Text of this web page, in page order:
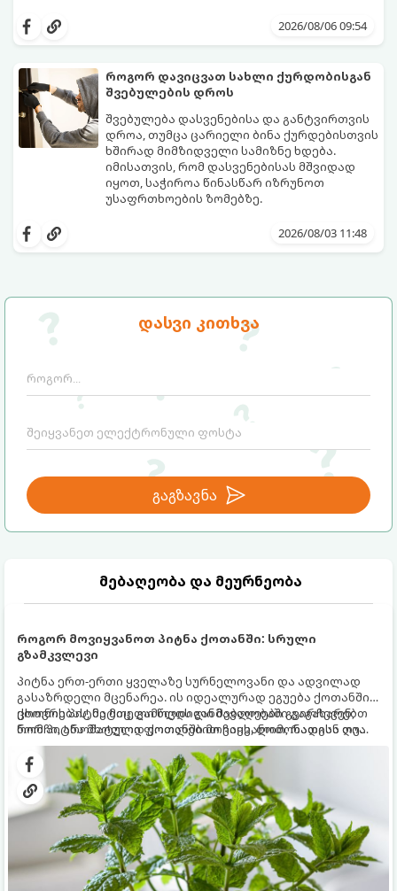
დასვი კითხვა
გაგზავნა
მებაღეობა და მეურნეობა
როგორ მოვიყვანოთ პიტნა ქოთანში: სრული
გზამკვლევი
პიტნა ერთ-ერთი ყველაზე სურნელოვანი და ადვილად
გასაზრდელი მცენარეა. ის იდეალურად ეგუება ქოთანში
ცხოვრებას, მეტიც, გამოცდილი მებაღეები გვირჩევენ,
რომ პიტნა მხოლოდ ქოთანში მოვიყვანოთ, რადგან ღია
გრუნტში (ბაღში) დარგვისას ის ფესვებით ძალიან
სწრაფად ვრცელდება და სხვა მცენარეებს ავიწროებს.
ქოთნის პიტნა მთელი წლის განმავლობაში გაგახარებთ
ნორჩი, არომატული ფოთლებით ჩაის, ლიმონათისა თუ
კერძებისთვის.
უზრუნველსაყოფად, მნიშვნელოვანია
რომლებიც შუქის ქრობისთანავე
2026/08/06 09:54
როგორ დავიცვათ სახლი ქურდობისგან
შვებულების დროს
შვებულება დასვენებისა და განტვირთვის
დროა, თუმცა ცარიელი ბინა ქურდებისთვის
ხშირად მიმზიდველი სამიზნე ხდება.
იმისათვის, რომ დასვენებისას მშვიდად
იყოთ, საჭიროა წინასწარ იზრუნოთ
უსაფრთხოების ზომებზე.
2026/08/03 11:48